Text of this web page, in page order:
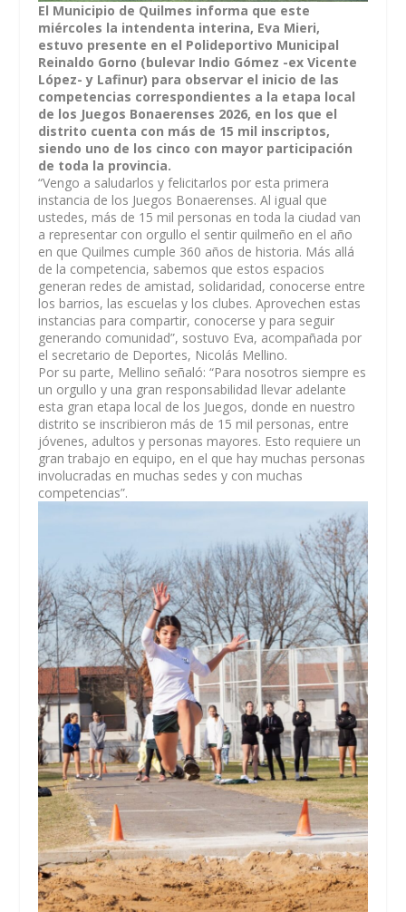
El Municipio de Quilmes informa que este
miércoles la intendenta interina, Eva Mieri,
estuvo presente en el Polideportivo Municipal
Reinaldo Gorno (bulevar Indio Gómez -ex Vicente
López- y Lafinur) para observar el inicio de las
competencias correspondientes a la etapa local
de los Juegos Bonaerenses 2026, en los que el
distrito cuenta con más de 15 mil inscriptos,
siendo uno de los cinco con mayor participación
de toda la provincia.
“Vengo a saludarlos y felicitarlos por esta primera
instancia de los Juegos Bonaerenses. Al igual que
ustedes, más de 15 mil personas en toda la ciudad van
a representar con orgullo el sentir quilmeño en el año
en que Quilmes cumple 360 años de historia. Más allá
de la competencia, sabemos que estos espacios
generan redes de amistad, solidaridad, conocerse entre
los barrios, las escuelas y los clubes. Aprovechen estas
instancias para compartir, conocerse y para seguir
generando comunidad”, sostuvo Eva, acompañada por
el secretario de Deportes, Nicolás Mellino.
Por su parte, Mellino señaló: “Para nosotros siempre es
un orgullo y una gran responsabilidad llevar adelante
esta gran etapa local de los Juegos, donde en nuestro
distrito se inscribieron más de 15 mil personas, entre
jóvenes, adultos y personas mayores. Esto requiere un
gran trabajo en equipo, en el que hay muchas personas
involucradas en muchas sedes y con muchas
competencias”.